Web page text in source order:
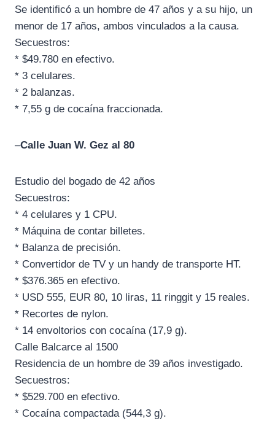
Se identificó a un hombre de 47 años y a su hijo, un
menor de 17 años, ambos vinculados a la causa.
Secuestros:
* $49.780 en efectivo.
* 3 celulares.
* 2 balanzas.
* 7,55 g de cocaína fraccionada.
–Calle Juan W. Gez al 80
Estudio del bogado de 42 años
Secuestros:
* 4 celulares y 1 CPU.
* Máquina de contar billetes.
* Balanza de precisión.
* Convertidor de TV y un handy de transporte HT.
* $376.365 en efectivo.
* USD 555, EUR 80, 10 liras, 11 ringgit y 15 reales.
* Recortes de nylon.
* 14 envoltorios con cocaína (17,9 g).
Calle Balcarce al 1500
Residencia de un hombre de 39 años investigado.
Secuestros:
* $529.700 en efectivo.
* Cocaína compactada (544,3 g).